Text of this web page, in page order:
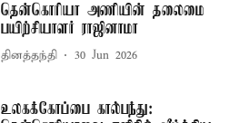
தென்கொரியா அணியின் தலைமை
பயிற்சியாளர் ராஜினாமா
தினத்தந்தி 30 Jun 2026
உலகக்கோப்பை கால்பந்து: